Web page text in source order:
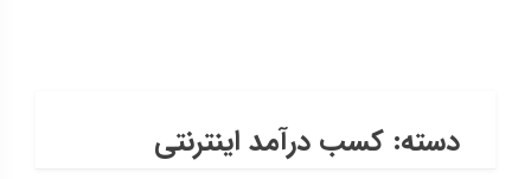
دسته: کسب درآمد اینترنتی